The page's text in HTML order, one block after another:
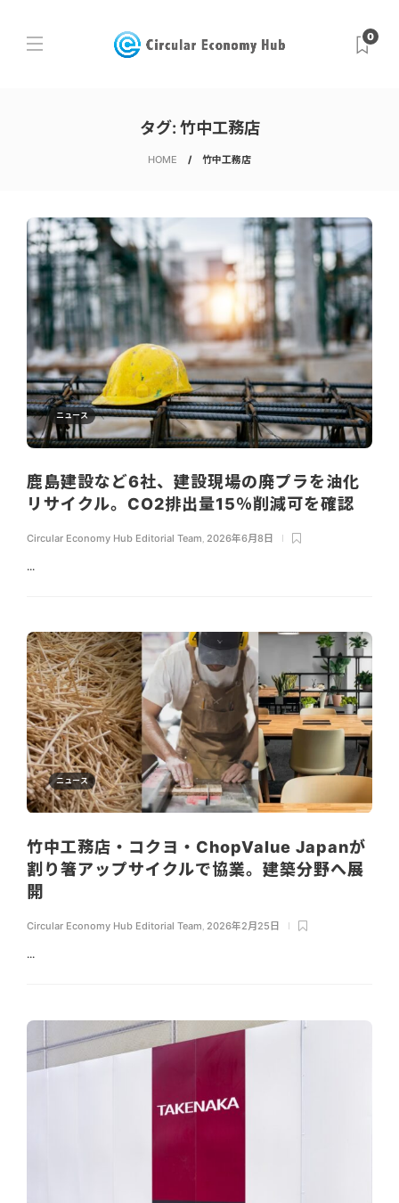
0
タグ: 竹中工務店
HOME 竹中工務店
ニュース
鹿島建設など6社、建設現場の廃プラを油化
リサイクル。CO2排出量15％削減可を確認
Circular Economy Hub Editorial Team 2026年6月8日
...
ニュース
竹中工務店・コクヨ・ChopValue Japanが
割り箸アップサイクルで協業。建築分野へ展
開
Circular Economy Hub Editorial Team 2026年2月25日
...